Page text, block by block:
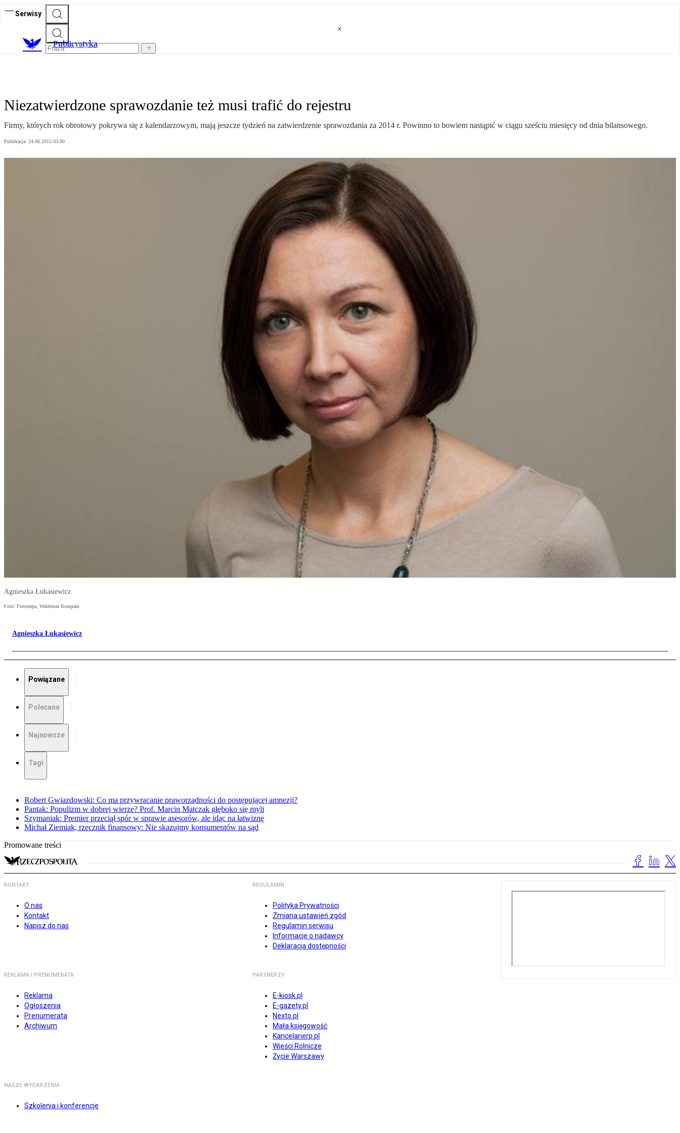
Serwisy
Publicystyka
Niezatwierdzone sprawozdanie też musi trafić do rejestru
Firmy, których rok obrotowy pokrywa się z kalendarzowym, mają jeszcze tydzień na zatwierdzenie sprawozdania za 2014 r. Powinno to bowiem nastąpić w ciągu sześciu miesięcy od dnia bilansowego.
Publikacja: 24.06.2015 03:00
Agnieszka Łukasiewicz
Foto: Fotorzepa, Waldemar Kompała
Agnieszka Łukasiewicz
Powiązane
Polecane
Najnowsze
Tagi
Robert Gwiazdowski: Co ma przywracanie praworządności do postępującej amnezji?
Pantak: Populizm w dobrej wierze? Prof. Marcin Matczak głęboko się myli
Szymaniak: Premier przeciął spór w sprawie asesorów, ale idąc na łatwiznę
Michał Ziemiak, rzecznik finansowy: Nie skazujmy konsumentów na sąd
Promowane treści
KONTAKT
O nas
Kontakt
Napisz do nas
REGULAMIN
Polityka Prywatności
Zmiana ustawień zgód
Regulamin serwisu
Informacje o nadawcy
Deklaracja dostępności
REKLAMA I PRENUMERATA
Reklama
Ogłoszenia
Prenumerata
Archiwum
PARTNERZY
E-kiosk.pl
E-gazety.pl
Nexto.pl
Mała księgowość
Kancelarierp.pl
Wieści Rolnicze
Życie Warszawy
NASZE WYDARZENIA
Szkolenia i konferencje